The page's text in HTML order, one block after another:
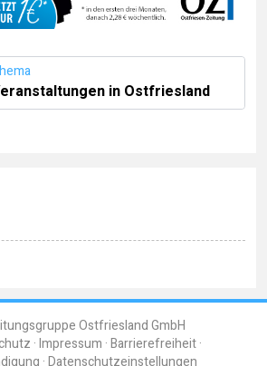
in Ostfriesland
Ostfriesland GmbH
Impressum Barrierefreiheit
Datenschutzeinstellungen